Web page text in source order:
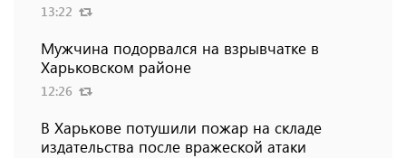
13:22
Мужчина подорвался на взрывчатке в
Харьковском районе
12:26
В Харькове потушили пожар на складе
издательства после вражеской атаки